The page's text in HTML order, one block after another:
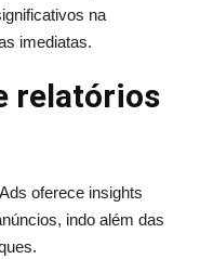
na
imediatas.
relatórios
oferece insights
indo além das